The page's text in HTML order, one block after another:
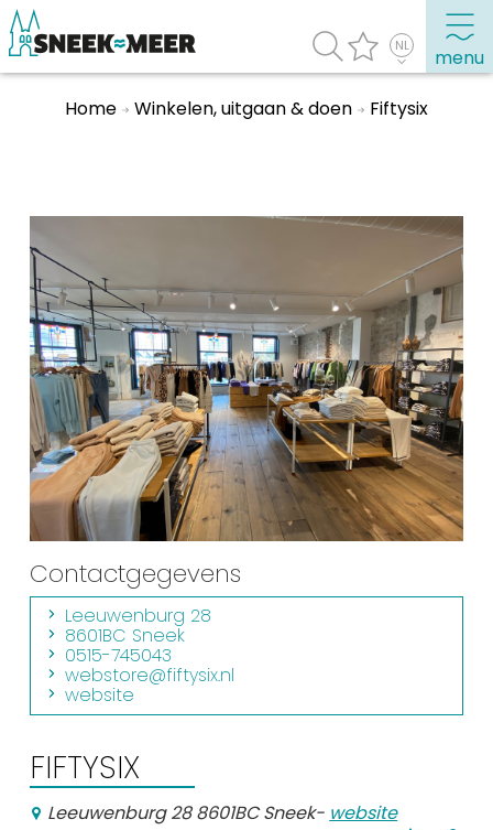
menu
Toeristische informatie
Bezienswaardigheden
Winkelen, uitgaan en doen
Eten, drinken & uitgaan
Watersport
Overnachten
Winkelen
En meer
Arrangementen
Jouw Sneek
De Friese meren
Other languages
UITagenda
Home Winkelen, uitgaan & doen Fiftysix
Contactgegevens
Leeuwenburg 28
8601BC Sneek
0515-745043
webstore@fiftysix.nl
website
FIFTYSIX
Leeuwenburg 28 8601BC Sneek- website